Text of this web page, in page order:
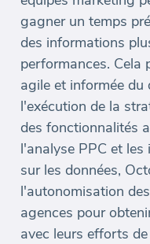
gagner un temps
des informations
performances. Cela
agile et informée du
l'exécution de la
des fonctionnalités
l'analyse PPC et
sur les données,
l'autonomisation
agences pour
avec leurs efforts